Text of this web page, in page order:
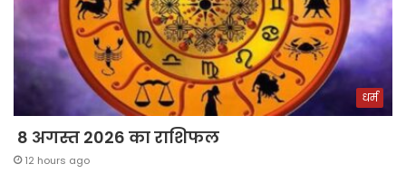
धर्म
8 अगस्त 2026 का राशिफल
12 hours ago